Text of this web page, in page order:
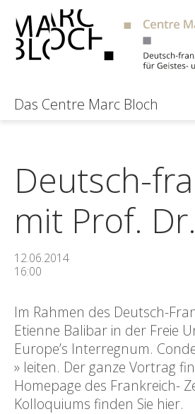
Das Centre Marc Bloch
Deutsch-
mit Prof.
12.06.2014
16:00
Im Rahmen des Deutsch-
Etienne Balibar in der Freie
Europe’s Interregnum.
» leiten. Der ganze Vortrag
Homepage des Frankreich-
Kolloquiums finden Sie hier.